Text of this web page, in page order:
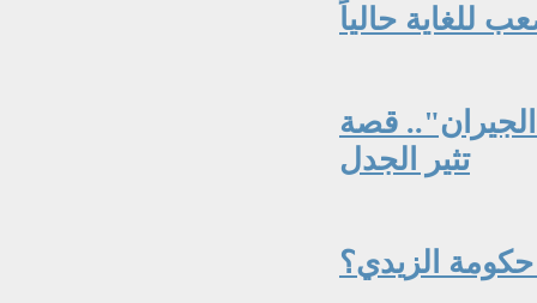
للغاية حالياً
قصة
تثير الجدل